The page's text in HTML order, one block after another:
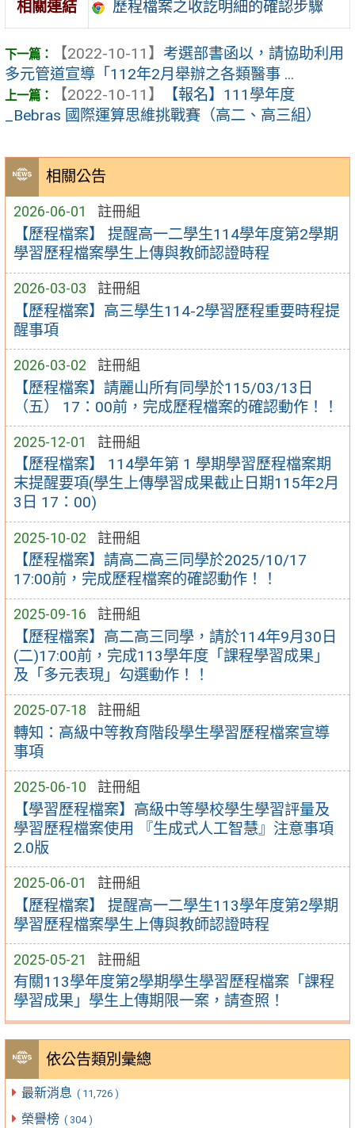
相關公告
2026-06-01 註冊組
【歷程檔案】 提醒高一二學生114學年度第2學期
學習歷程檔案學生上傳與教師認證時程
2026-03-03 註冊組
【歷程檔案】高三學生114-2學習歷程重要時程提
醒事項
2026-03-02 註冊組
【歷程檔案】請麗山所有同學於115/03/13日
（五） 17：00前，完成歷程檔案的確認動作！！
2025-12-01 註冊組
【歷程檔案】 114學年第 1 學期學習歷程檔案期
末提醒要項(學生上傳學習成果截止日期115年2月
3日 17：00)
2025-10-02 註冊組
【歷程檔案】請高二高三同學於2025/10/17
17:00前，完成歷程檔案的確認動作！！
2025-09-16 註冊組
【歷程檔案】高二高三同學，請於114年9月30日
(二)17:00前，完成113學年度「課程學習成果」
及「多元表現」勾選動作！！
2025-07-18 註冊組
轉知：高級中等教育階段學生學習歷程檔案宣導
事項
2025-06-10 註冊組
【學習歷程檔案】高級中等學校學生學習評量及
學習歷程檔案使用 『生成式人工智慧』注意事項
2.0版
2025-06-01 註冊組
【歷程檔案】 提醒高一二學生113學年度第2學期
學習歷程檔案學生上傳與教師認證時程
2025-05-21 註冊組
有關113學年度第2學期學生學習歷程檔案「課程
學習成果」學生上傳期限一案，請查照！
依公告類別彙總
最新消息 ( 11,726 )
榮譽榜 ( 304 )
相關連結 歷程檔案之收訖明細的確認步驟
【2022-10-11】 考選部書函以，請協助利用
多元管道宣導「112年2月舉辦之各類醫事 ...
【2022-10-11】
【報名】111學年度
_Bebras 國際運算思維挑戰賽（高二、高三組）